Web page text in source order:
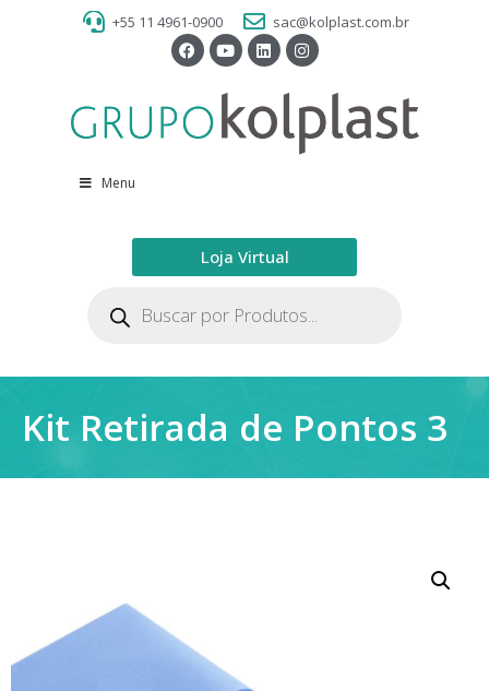
+55 11 4961-0900 sac@kolplast.com.br
Menu
Loja Virtual
Kit Retirada de Pontos 3